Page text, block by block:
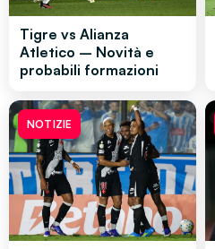
Tigre vs Alianza
Atletico – Novità e
probabili formazioni
NOTIZIE